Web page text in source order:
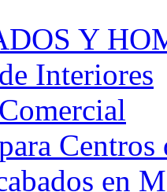
Y
Interiores
en